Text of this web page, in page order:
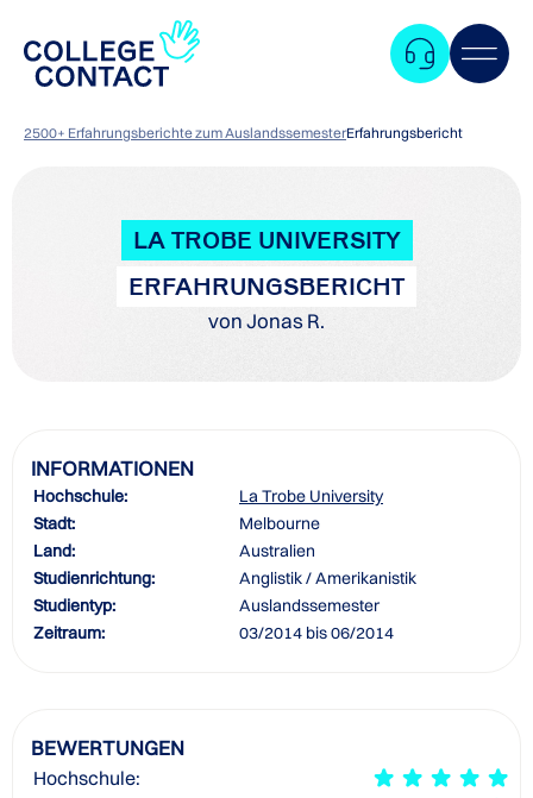
2500+ Erfahrungsberichte zum AuslandssemesterErfahrungsbericht
LA TROBE UNIVERSITY
ERFAHRUNGSBERICHT
von Jonas R.
INFORMATIONEN
Hochschule:
La Trobe University
Stadt:
Melbourne
Land:
Australien
Studienrichtung:
Anglistik / Amerikanistik
Studientyp:
Auslandssemester
Zeitraum:
03/2014 bis 06/2014
BEWERTUNGEN
Hochschule: